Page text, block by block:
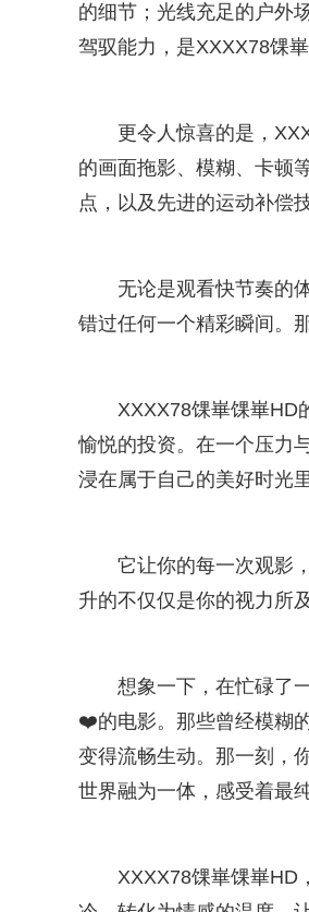
的细节；光线充足的户外
驾驭能力，是XXXX78馃
更令人惊喜的是，
的画面拖影、模糊、卡顿
点，以及先进的运动补偿
无论是观看快节奏的
错过任何一个精彩瞬间。
XXXX78馃崋馃崋HD
愉悦的投资。在一个压力
浸在属于自己的美好时光
它让你的每一次观影
升的不仅仅是你的视力所
想象一下，在忙碌了
❤️的电影。那些曾经模糊
变得流畅生动。那一刻，
世界融为一体，感受着最
XXXX78馃崋馃崋HD